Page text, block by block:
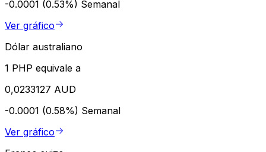
-0.0001 (0.53%) Semanal
Ver gráfico
Dólar australiano
1 PHP equivale a
0,0233127 AUD
-0.0001 (0.58%) Semanal
Ver gráfico